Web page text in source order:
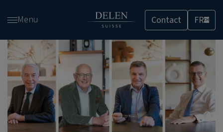
au
contenu
Menu Contact FRCH